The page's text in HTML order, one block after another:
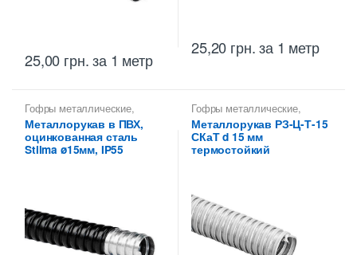
25,00 грн. за 1 метр
25,20 грн. за 1 метр
Гофры металлические,
Металлорукава 15 мм,
Металлорукава для защиты
кабеля,Металлорукава
оцинкованные
Металлорукав в ПВХ,
оцинкованная сталь
Stilma ø15мм, IP55
Гофры металлические,
Металлорукава 15 мм,
Металлорукава
оцинкованные,
Металлорукава РЗ
Металлорукава СКаТ
Металлорукав РЗ-Ц-Т-15
СКаТ d 15 мм
термостойкий